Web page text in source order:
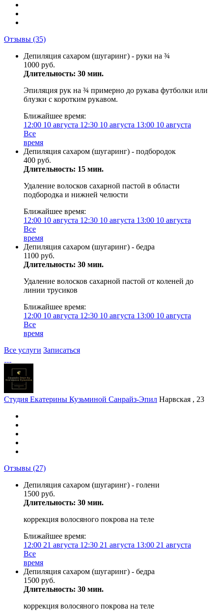
Отзывы (35)
Депиляция сахаром (шугаринг) - руки на ¾
1000 руб.
Длительность: 30 мин.
Эпиляция рук на ¾ примерно до рукава футболки или
блузки с коротким рукавом.
Ближайшее время:
12:00 10 августа 12:30 10 августа 13:00 10 августа
Все
время
Депиляция сахаром (шугаринг) - подбородок
400 руб.
Длительность: 15 мин.
Удаление волосков сахарной пастой в области
подбородка и нижней челюсти
Ближайшее время:
12:00 10 августа 12:30 10 августа 13:00 10 августа
Все
время
Депиляция сахаром (шугаринг) - бедра
1100 руб.
Длительность: 30 мин.
Удаление волосков сахарной пастой от коленей до
линии трусиков
Ближайшее время:
12:00 10 августа 12:30 10 августа 13:00 10 августа
Все
время
Все услуги Записаться
Студия Екатерины Кузьминой Санрайз-Эпил Нарвская , 23
Отзывы (27)
Депиляция сахаром (шугаринг) - голени
1500 руб.
Длительность: 30 мин.
коррекция волосяного покрова на теле
Ближайшее время:
12:00 21 августа 12:30 21 августа 13:00 21 августа
Все
время
Депиляция сахаром (шугаринг) - бедра
1500 руб.
Длительность: 30 мин.
коррекция волосяного покрова на теле